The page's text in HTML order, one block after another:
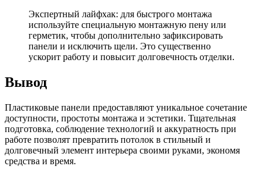
Экспертный лайфхак: для быстрого монтажа
используйте специальную монтажную пену или
герметик, чтобы дополнительно зафиксировать
панели и исключить щели. Это существенно
ускорит работу и повысит долговечность отделки.
Вывод
Пластиковые панели предоставляют уникальное сочетание
доступности, простоты монтажа и эстетики. Тщательная
подготовка, соблюдение технологий и аккуратность при
работе позволят превратить потолок в стильный и
долговечный элемент интерьера своими руками, экономя
средства и время.